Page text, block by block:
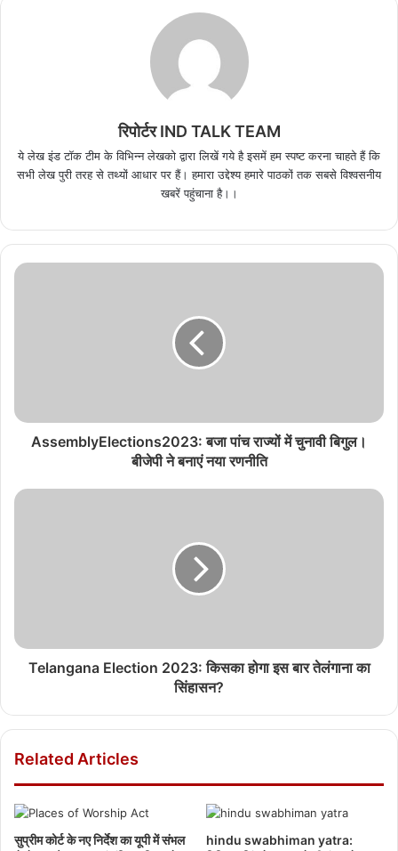
रिपोर्टर IND TALK TEAM
ये लेख इंड टॉक टीम के विभिन्न लेखको द्वारा लिखें गये है इसमें हम स्पष्ट करना चाहते हैं कि
सभी लेख पुरी तरह से तथ्यों आधार पर हैं। हमारा उद्देश्य हमारे पाठकों तक सबसे विश्वसनीय
खबरें पहुंचाना है।।
AssemblyElections2023: बजा पांच राज्यों में चुनावी बिगुल।
बीजेपी ने बनाएं नया रणनीति
Telangana Election 2023: किसका होगा इस बार तेलंगाना का
सिंहासन?
Related Articles
सुप्रीम कोर्ट के नए निर्देश का यूपी में संभल
hindu swabhiman yatra: